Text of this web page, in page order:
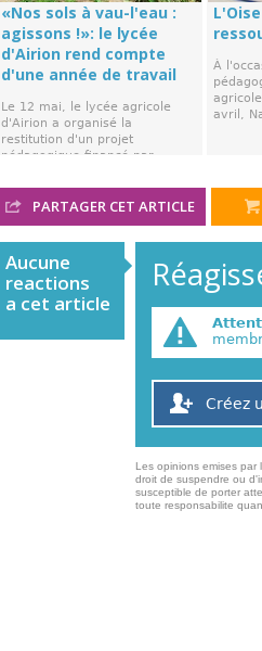
«Nos sols à vau-l'eau :
agissons !»: le lycée
d'Airion rend compte
d'une année de travail
Le 12 mai, le lycée agricole
d'Airion a organisé la
restitution d'un projet
pédagogique financé par ...
À
avril,
PARTAGER CET ARTICLE
Aucune
reactions
a cet article
Créez
Les opinions emises par
droit de suspendre ou
susceptible de porter
toute responsabilite